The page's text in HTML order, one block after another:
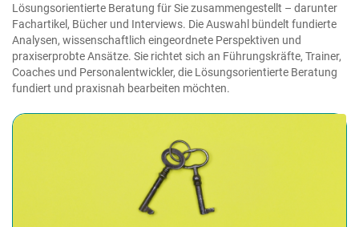
Lösungsorientierte Beratung für Sie zusammengestellt – darunter
Fachartikel, Bücher und Interviews. Die Auswahl bündelt fundierte
Analysen, wissenschaftlich eingeordnete Perspektiven und
praxiserprobte Ansätze. Sie richtet sich an Führungskräfte, Trainer,
Coaches und Personalentwickler, die Lösungsorientierte Beratung
fundiert und praxisnah bearbeiten möchten.